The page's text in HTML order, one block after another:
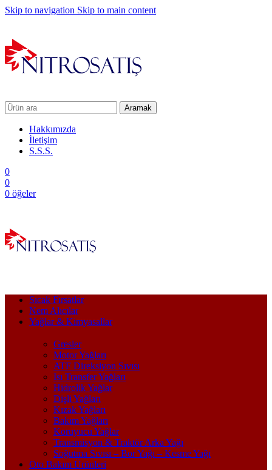
Skip to navigation Skip to main content
Aramak
Hakkımızda
İletişim
S.S.S.
0
0
0 öğeler
Sıcak Fırsatlar
Nem Alıcılar
Yağlar & Kimyasallar
Gresler
Motor Yağları
ATF Direksiyon Sıvısı
Isı Transfer Yağları
Hidrolik Yağlar
Dişli Yağları
Kızak Yağları
Bakım Yağları
Koruyucu Yağlar
Transmisyon & Traktör Arka Yağı
Soğutma Sıvısı – Bor Yağı – Kesme Yağı
Oto Bakım Ürünleri